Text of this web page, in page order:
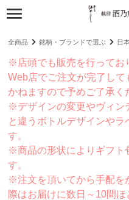
全商品 銘柄・ブランドで選ぶ 日
※店頭でも販売を行ってお
Web店でご注文が完了し
かねますので予めご了承く
※デザインの変更やヴィン
と違うボトルデザインやラ
す。
※商品の形状によりギフト
す。
※注文を頂いてから手配を
際はお届けに数日～10間ほ